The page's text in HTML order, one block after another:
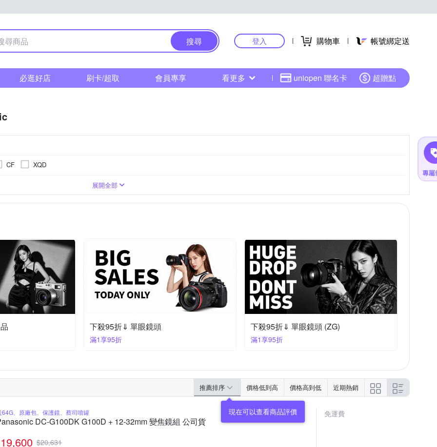
搜尋 登入 購物車 帳號綁定送
必逛好店 刷卡/超取 會員專享 看更多 uniopen 聯名卡 超贈點
CF
XQD
1/2.3吋 CMOS
3001萬~5000萬像素
展開全部
下殺95折⇓ 單眼鏡頭
滿1享95折
下殺95折⇓ 單眼鏡頭 (ZG)
滿1享95折
推薦排序 價格低到高 價格高到低 近期熱銷
64G、原廠包、保護鏡、蔡司噴罐
DC-G100DK G100D + 12-32mm 變焦鏡組 公司貨
19,600 $20,631
免運費